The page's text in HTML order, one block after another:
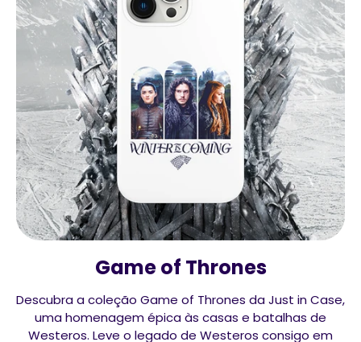
Game of Thrones
Descubra a coleção Game of Thrones da Just in Case,
uma homenagem épica às casas e batalhas de
Westeros. Leve o legado de Westeros consigo em